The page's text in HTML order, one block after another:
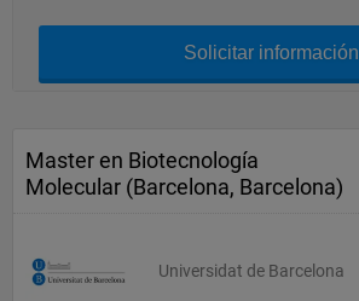
Solicitar información
Master en Biotecnología
Molecular (Barcelona, Barcelona)
Universidat de Barcelona